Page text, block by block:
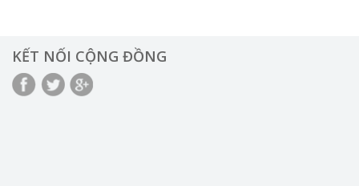
KẾT NỐI CỘNG ĐỒNG